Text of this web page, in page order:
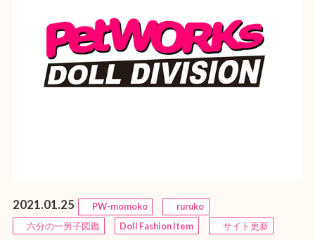
2021.01.25 PW-momoko
ruruko
六分の一男子図鑑
Doll Fashion Item サイト更新